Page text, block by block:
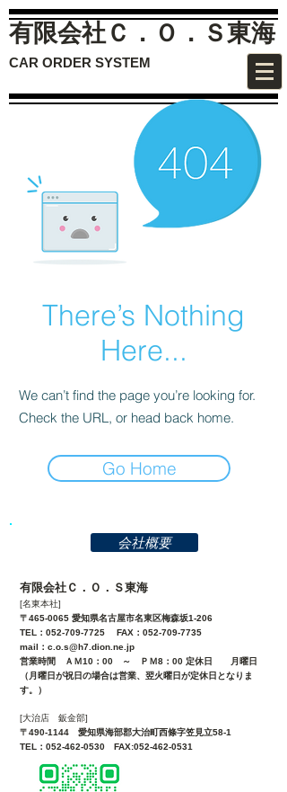
有限会社Ｃ．Ｏ．Ｓ東海
CAR ORDER SYSTEM
There’s Nothing
Here...
We can’t find the page you’re looking for.
Check the URL, or head back home.
Go Home
会社概要
有限会社Ｃ．Ｏ．Ｓ東海
[名東本社]
〒465-0065 愛知県名古屋市名東区梅森坂1-206
TEL：052-709-7725 FAX：052-709-7735
mail： c.o.s@h7.dion.ne.jp
営業時間 ＡＭ10：00 ～ ＰＭ8：00 定休日 月曜日
（月曜日が祝日の場合は営業、翌火曜日が定休日となりま
す。）
[大治店 鈑金部]
〒490-1144 愛知県海部郡大治町西條字笠見立58-1
TEL：052-462-0530 FAX:052-462-0531